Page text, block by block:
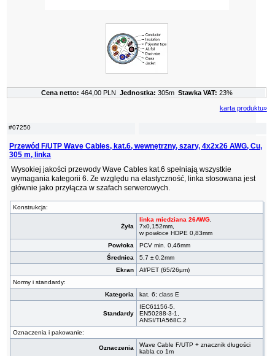
#07250
Przewód F/UTP Wave Cables, kat.6, wewnętrzny, szary, 4x2x26 AWG, Cu,
305 m, linka
Wysokiej jakości przewody Wave Cables kat.6 spełniają wszystkie
wymagania kategorii 6. Ze względu na elastyczność, linka stosowana jest
głównie jako przyłącza w szafach serwerowych.
Konstrukcja:
Żyła
linka miedziana 26AWG
7x0,152mm,
w powłoce HDPE 0,83mm
Powłoka
PCV min. 0,46mm
Średnica
5,7 ± 0,2mm
Ekran
Al/PET (65/26µm)
Normy i standardy:
Kategoria
kat. 6; class E
Standardy
IEC61156-5,
EN50288-3-1,
ANSI/TIA568C.2
Oznaczenia i pakowanie:
Oznaczenia
Wave Cable F/UTP + znacznik długości
kabla co 1m
Cena netto: 464,00 PLN Jednostka: 305m Stawka VAT: 23%
karta produktu»